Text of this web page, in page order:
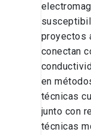
proyectos
conectan
en
técnicas
junto con
técnicas